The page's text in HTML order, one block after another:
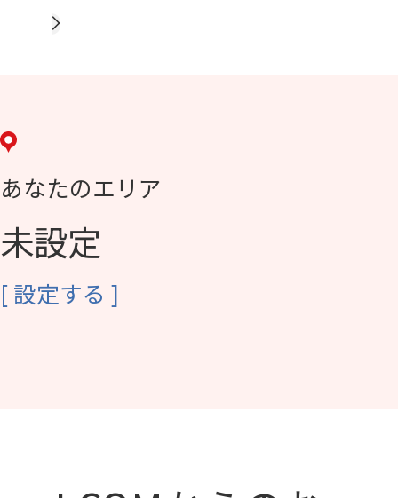
あなたのエリア
未設定
[設定する ]